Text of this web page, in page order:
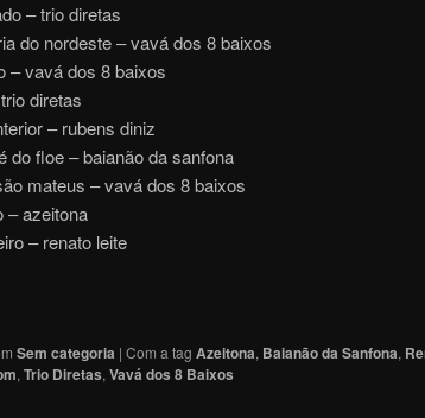
– trio diretas
do nordeste – vavá dos 8 baixos
– vavá dos 8 baixos
diretas
– rubens diniz
do floe – baianão da sanfona
mateus – vavá dos 8 baixos
– azeitona
– renato leite
Sem categoria | Com a tag Azeitona, Baianão da Sanfona,
, Trio Diretas, Vavá dos 8 Baixos